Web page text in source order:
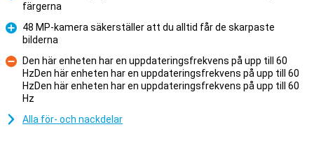
Fördelar
färgerna
Fördelar
48 MP-kamera säkerställer att du alltid får de skarpaste
bilderna
Nackdelar
Den här enheten har en uppdateringsfrekvens på upp till 60
HzDen här enheten har en uppdateringsfrekvens på upp till 60
HzDen här enheten har en uppdateringsfrekvens på upp till 60
Hz
Alla för- och nackdelar